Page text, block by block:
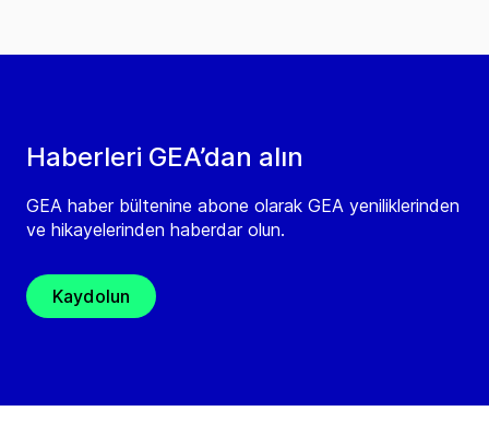
Haberleri GEA’dan alın
GEA haber bültenine abone olarak GEA yeniliklerinden
ve hikayelerinden haberdar olun.
Kaydolun